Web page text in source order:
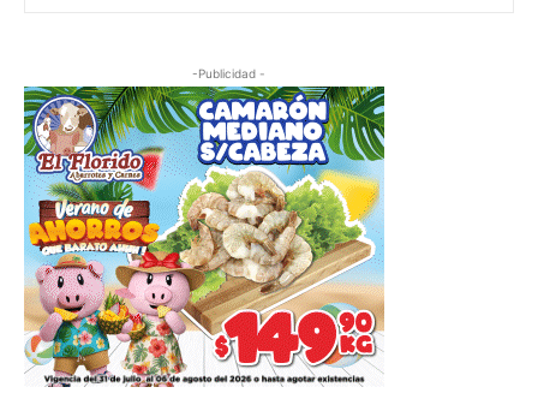
-Publicidad -